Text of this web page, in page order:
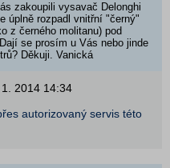
zakoupili vysavač Delonghi
úplně rozpadl vnitřní "černý"
z černého molitanu) pod
se prosím u Vás nebo jinde
Děkuji. Vanická
2014 14:34
autorizovaný servis této